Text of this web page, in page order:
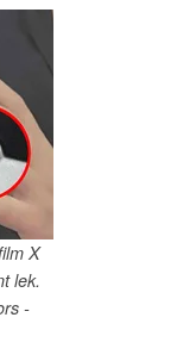
X
lek.
-